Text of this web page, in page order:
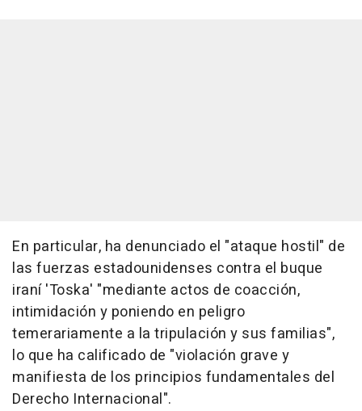
En particular, ha denunciado el "ataque hostil" de
las fuerzas estadounidenses contra el buque
iraní 'Toska' "mediante actos de coacción,
intimidación y poniendo en peligro
temerariamente a la tripulación y sus familias",
lo que ha calificado de "violación grave y
manifiesta de los principios fundamentales del
Derecho Internacional".